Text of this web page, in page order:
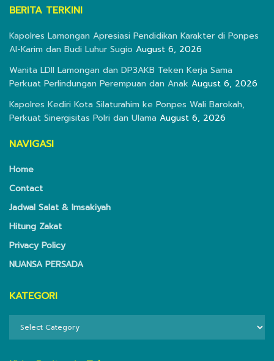
BERITA TERKINI
Kapolres Lamongan Apresiasi Pendidikan Karakter di Ponpes
Al-Karim dan Budi Luhur Sugio August 6, 2026
Wanita LDII Lamongan dan DP3AKB Teken Kerja Sama
Perkuat Perlindungan Perempuan dan Anak August 6, 2026
Kapolres Kediri Kota Silaturahim ke Ponpes Wali Barokah,
Perkuat Sinergisitas Polri dan Ulama August 6, 2026
NAVIGASI
Home
Contact
Jadwal Salat & Imsakiyah
Hitung Zakat
Privacy Policy
NUANSA PERSADA
KATEGORI
KATEGORI